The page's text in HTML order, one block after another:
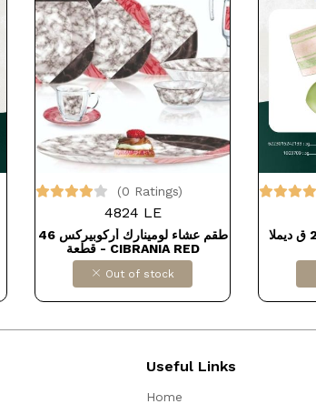
(0 Ratings)
4824 LE
طقم عشاء لومينارك أركوبيركس 46
قطعة - CIBRANIA RED
Out of stock
Useful Links
Home